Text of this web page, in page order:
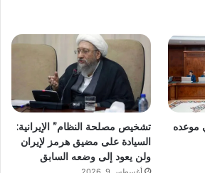
موعده
تشخيص مصلحة النظام” الإيرانية:
السيادة على مضيق هرمز لإيران
ولن يعود إلى وضعه السابق